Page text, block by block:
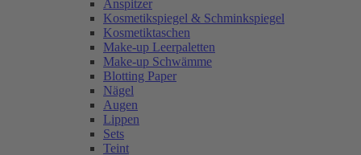
Anspitzer
Kosmetikspiegel & Schminkspiegel
Kosmetiktaschen
Make-up Leerpaletten
Make-up Schwämme
Blotting Paper
Nägel
Augen
Lippen
Sets
Teint